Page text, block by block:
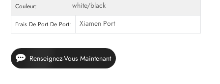
Couleur: white/black
Frais De Port De Port: Xiamen Port
Renseignez-Vous Maintenant